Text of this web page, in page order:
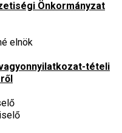
Önkormányzat
elnök
tételi